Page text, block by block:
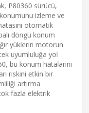
P80360 sürücü,
izleme ve
otomatik
döngü konum
yüklerin motorun
uyumluluğa yol
bu konum hatalarını
riskini etkin bir
artırma
fazla elektrik